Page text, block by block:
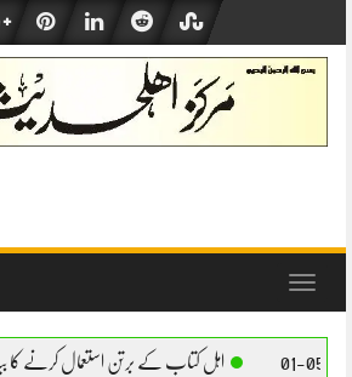
content
Toggle
برتن استعمال کرنے کا بیان – مولانا ابو بکر صدیق حفظہ اللہ